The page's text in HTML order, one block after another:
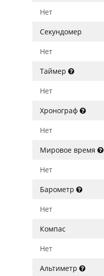
Нет
Секундомер
Нет
Таймер
Нет
Хронограф
Нет
Мировое время
Нет
Барометр
Нет
Компас
Нет
Альтиметр